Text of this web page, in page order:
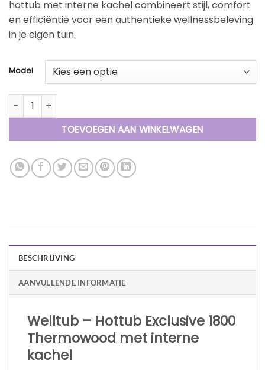
hottub met interne kachel combineert stijl, comfort
en efficiëntie voor een authentieke wellnessbeleving
in je eigen tuin.
Model
Welltub - Hottub Exclusive 1800 Thermowood met interne
TOEVOEGEN AAN WINKELWAGEN
BESCHRIJVING
AANVULLENDE INFORMATIE
Welltub – Hottub Exclusive 1800
Thermowood met interne
kachel